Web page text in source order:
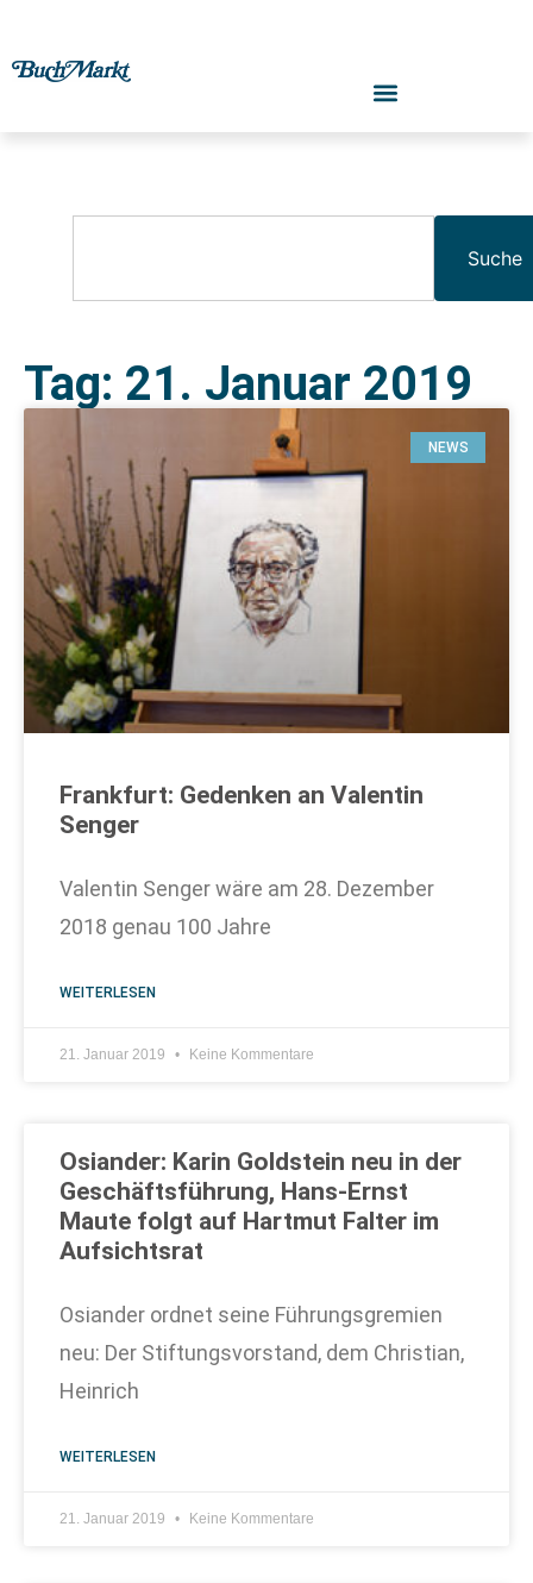
Suche
Tag: 21. Januar 2019
NEWS
Frankfurt: Gedenken an Valentin
Senger
Valentin Senger wäre am 28. Dezember
2018 genau 100 Jahre
WEITERLESEN
21. Januar 2019 Keine Kommentare
Osiander: Karin Goldstein neu in der
Geschäftsführung, Hans-Ernst
Maute folgt auf Hartmut Falter im
Aufsichtsrat
Osiander ordnet seine Führungsgremien
neu: Der Stiftungsvorstand, dem Christian,
Heinrich
WEITERLESEN
21. Januar 2019 Keine Kommentare